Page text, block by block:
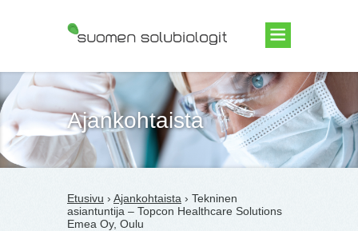
Suomen Solubiologit ry
Ajankohtaista
Etusivu › Ajankohtaista › Tekninen
asiantuntija – Topcon Healthcare Solutions
Emea Oy, Oulu